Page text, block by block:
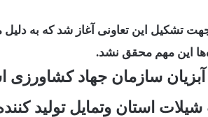
تشکیل این تعاونی آغاز شد که به
این مهم محقق نشد.
سازمان جهاد کشاورزی
استان وتمایل تولید